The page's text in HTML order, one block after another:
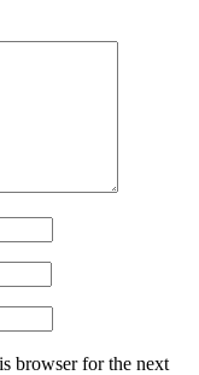
browser for the next